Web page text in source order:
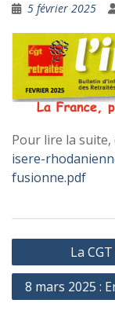
5 février 2025
Pour lire la
isere-
fusionne.pdf
Navigation
de
l’article
La
8 mars 2025 :